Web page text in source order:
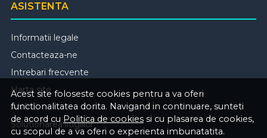
Acest site foloseste cookies pentru a va oferi
functionalitatea dorita. Navigand in continuare, sunteti
de acord cu Politica de cookies si cu plasarea de cookies,
cu scopul de a va oferi o experienta imbunatatita.
ASISTENTA
Informatii legale
Contacteaza-ne
Intrebari frecvente
Harta site
ANPC
Solutionarea litigiilor